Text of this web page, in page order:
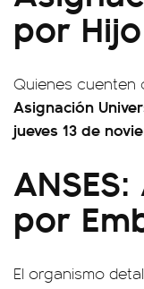
por Hijo
Quienes cuenten
Asignación
jueves 13 de
por
El organismo